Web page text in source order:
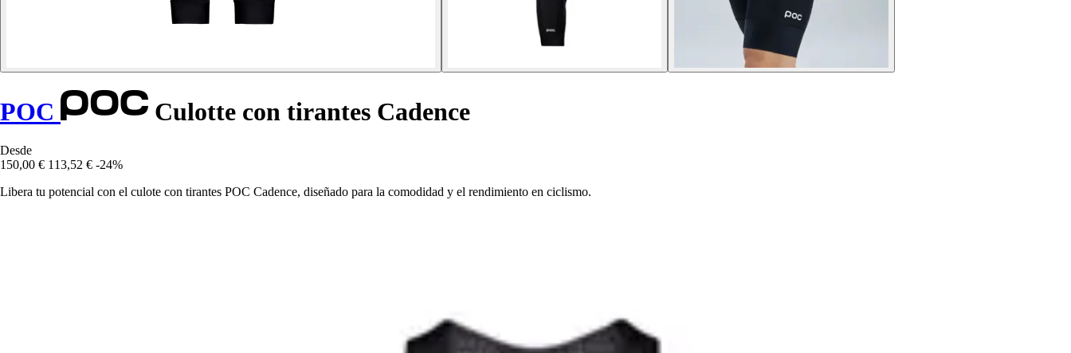
POC Culotte con tirantes Cadence
Desde
150,00 € 113,52 € -24%
Libera tu potencial con el culote con tirantes POC Cadence, diseñado para la comodidad y el rendimiento en ciclismo.